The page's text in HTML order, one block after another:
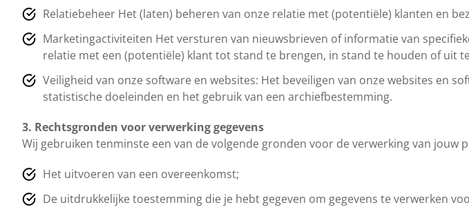
Relatiebeheer Het (laten) beheren van onze relatie met (potentiële) klanten en
Marketingactiviteiten Het versturen van nieuwsbrieven of informatie van
relatie met een (potentiële) klant tot stand te brengen, in stand te houden of uit
Veiligheid van onze software en websites: Het beveiligen van onze websites en
statistische doeleinden en het gebruik van een archiefbestemming.
3. Rechtsgronden voor verwerking gegevens
Wij gebruiken tenminste een van de volgende gronden voor de verwerking van jouw
Het uitvoeren van een overeenkomst;
De uitdrukkelijke toestemming die je hebt gegeven om gegevens te verwerken